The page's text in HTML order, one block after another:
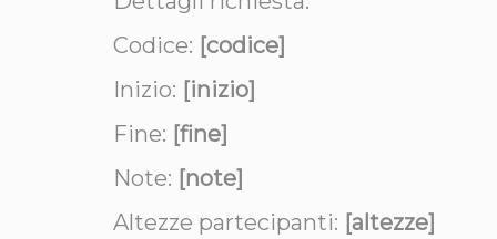
Codice: [codice]
Inizio: [inizio]
Fine: [fine]
Note: [note]
Altezze partecipanti: [altezze]